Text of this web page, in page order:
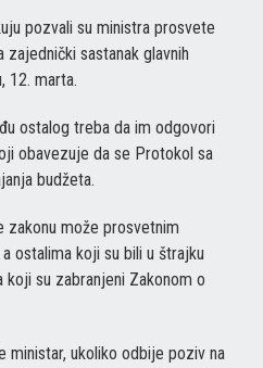
pozvali su ministra prosvete
zajednički sastanak glavnih
12. marta.
ostalog treba da im odgovori
obavezuje da se Protokol sa
budžeta.
zakonu može prosvetnim
ostalima koji su bili u štrajku
koji su zabranjeni Zakonom o
ministar, ukoliko odbije poziv na